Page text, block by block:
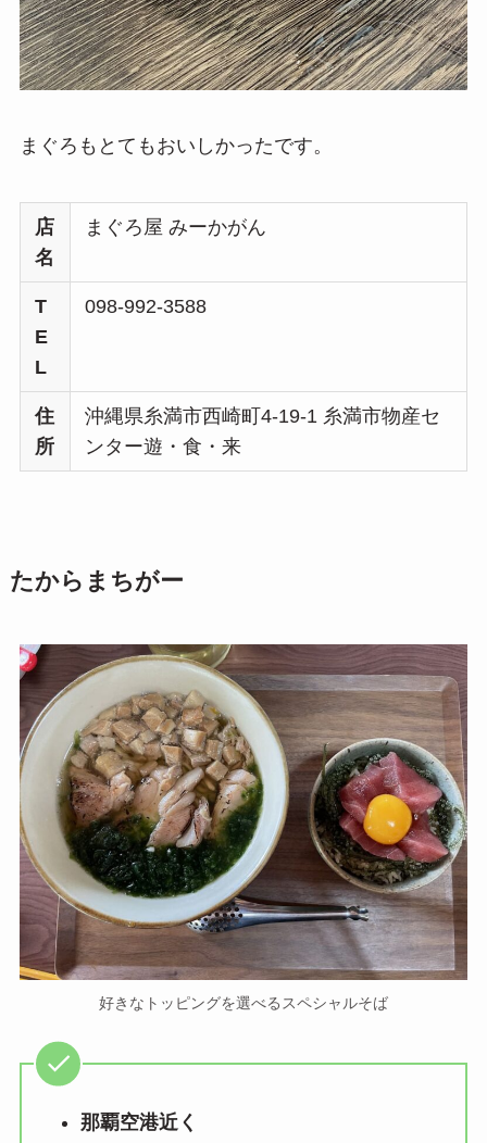
まぐろもとてもおいしかったです。
店
名
まぐろ屋 みーかがん
T
E
L
098-992-3588
住
所
沖縄県糸満市西崎町4-19-1 糸満市物産セ
ンター遊・食・来
たからまちがー
好きなトッピングを選べるスペシャルそば
那覇空港近く